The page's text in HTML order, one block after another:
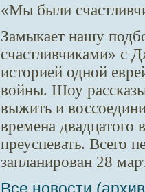
«Мы были
Замыкает нашу
счастливчиками» с
историей одной
войны. Шоу
выжить и
времена двадцатого
преуспевать. Всего
запланирован 28